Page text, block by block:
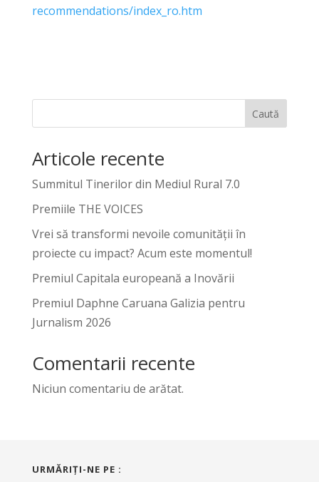
recommendations/index_ro.htm
Caută
Articole recente
Summitul Tinerilor din Mediul Rural 7.0
Premiile THE VOICES
Vrei să transformi nevoile comunității în
proiecte cu impact? Acum este momentul!
Premiul Capitala europeană a Inovării
Premiul Daphne Caruana Galizia pentru
Jurnalism 2026
Comentarii recente
Niciun comentariu de arătat.
URMĂRIŢI-NE PE :